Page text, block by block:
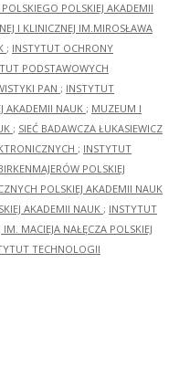
POLSKIEJ AKADEMII
I KLINICZNEJ IM.MIROSŁAWA
; INSTYTUT OCHRONY
PODSTAWOWYCH
PAN ; INSTYTUT
AKADEMII NAUK ; MUZEUM I
; SIEĆ BADAWCZA ŁUKASIEWICZ
; INSTYTUT
POLSKIEJ
POLSKIEJ AKADEMII NAUK
AKADEMII NAUK ; INSTYTUT
MACIEJA NAŁĘCZA POLSKIEJ
TECHNOLOGII